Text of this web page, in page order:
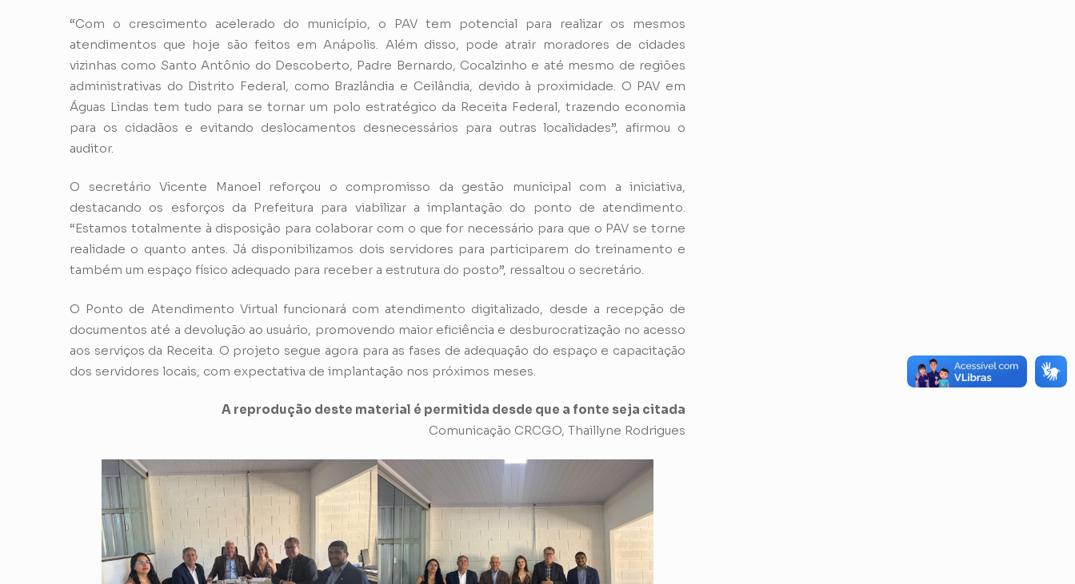
“Com o crescimento acelerado do município, o PAV tem potencial para realizar os mesmos
atendimentos que hoje são feitos em Anápolis. Além disso, pode atrair moradores de cidades
vizinhas como Santo Antônio do Descoberto, Padre Bernardo, Cocalzinho e até mesmo de regiões
administrativas do Distrito Federal, como Brazlândia e Ceilândia, devido à proximidade. O PAV em
Águas Lindas tem tudo para se tornar um polo estratégico da Receita Federal, trazendo economia
para os cidadãos e evitando deslocamentos desnecessários para outras localidades”, afirmou o
auditor.
O secretário Vicente Manoel reforçou o compromisso da gestão municipal com a iniciativa,
destacando os esforços da Prefeitura para viabilizar a implantação do ponto de atendimento.
“Estamos totalmente à disposição para colaborar com o que for necessário para que o PAV se torne
realidade o quanto antes. Já disponibilizamos dois servidores para participarem do treinamento e
também um espaço físico adequado para receber a estrutura do posto”, ressaltou o secretário.
O Ponto de Atendimento Virtual funcionará com atendimento digitalizado, desde a recepção de
documentos até a devolução ao usuário, promovendo maior eficiência e desburocratização no acesso
aos serviços da Receita. O projeto segue agora para as fases de adequação do espaço e capacitação
dos servidores locais, com expectativa de implantação nos próximos meses.
A reprodução deste material é permitida desde que a fonte seja citada
Comunicação CRCGO, Thaillyne Rodrigues